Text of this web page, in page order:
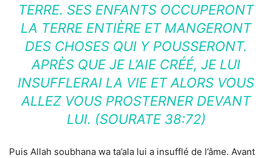
TERRE. SES ENFANTS OCCUPERONT
LA TERRE ENTIÈRE ET MANGERONT
DES CHOSES QUI Y POUSSERONT.
APRÈS QUE JE L’AIE CRÉÉ, JE LUI
INSUFFLERAI LA VIE ET ALORS VOUS
ALLEZ VOUS PROSTERNER DEVANT
LUI. (SOURATE 38:72)
Puis Allah soubhana wa ta’ala lui a insufflé de l’âme. Avant